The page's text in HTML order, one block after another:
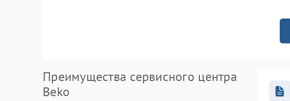
Преимущества сервисного центра
Beko